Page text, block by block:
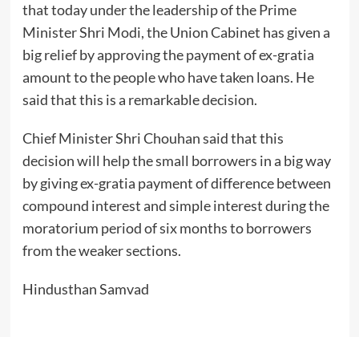
that today under the leadership of the Prime
Minister Shri Modi, the Union Cabinet has given a
big relief by approving the payment of ex-gratia
amount to the people who have taken loans. He
said that this is a remarkable decision.
Chief Minister Shri Chouhan said that this
decision will help the small borrowers in a big way
by giving ex-gratia payment of difference between
compound interest and simple interest during the
moratorium period of six months to borrowers
from the weaker sections.
Hindusthan Samvad